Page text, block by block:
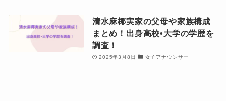
清水麻椰実家の父母や家族構成
まとめ！出身高校•大学の学歴を
調査！
2025年3月8日 女子アナウンサー